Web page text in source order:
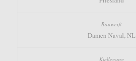
Damen Naval, NL